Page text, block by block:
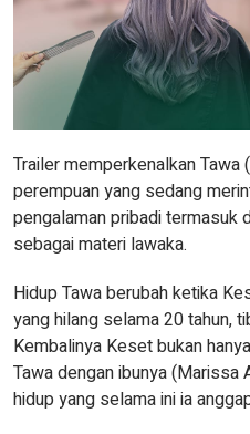
Trailer memperkenalkan Tawa
perempuan yang sedang
pengalaman pribadi termasuk
sebagai materi lawaka.
Hidup Tawa berubah ketika
yang hilang selama 20 tahun,
Kembalinya Keset bukan
Tawa dengan ibunya (Marissa
hidup yang selama ini ia